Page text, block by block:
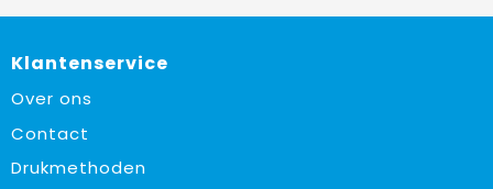
Klantenservice
Over ons
Contact
Drukmethoden